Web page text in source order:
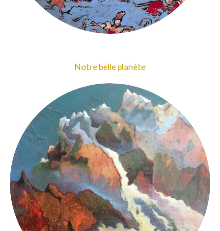
Notre belle planète